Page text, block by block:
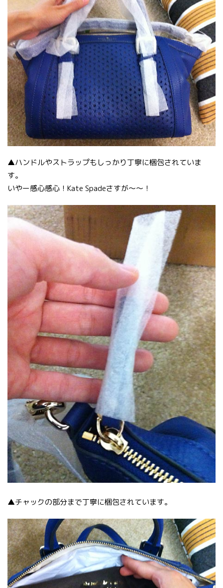
▲ハンドルやストラップもしっかり丁寧に梱包されていま
す。
いやー感心感心！Kate Spadeさすが〜〜！
▲チャックの部分まで丁寧に梱包されています。